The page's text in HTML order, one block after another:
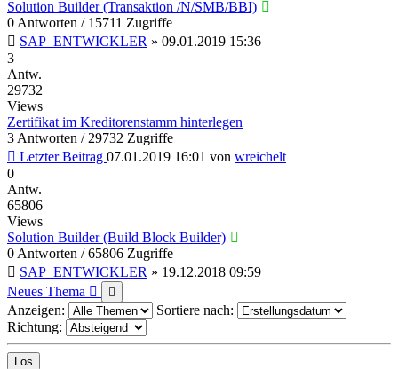
Solution Builder (Transaktion /N/SMB/BBI)
0 Antworten / 15711 Zugriffe
SAP_ENTWICKLER » 09.01.2019 15:36
3
Antw.
29732
Views
Zertifikat im Kreditorenstamm hinterlegen
3 Antworten / 29732 Zugriffe
Letzter Beitrag 07.01.2019 16:01 von wreichelt
0
Antw.
65806
Views
Solution Builder (Build Block Builder)
0 Antworten / 65806 Zugriffe
SAP_ENTWICKLER » 19.12.2018 09:59
Neues Thema
Anzeigen:
Sortiere nach:
Richtung: